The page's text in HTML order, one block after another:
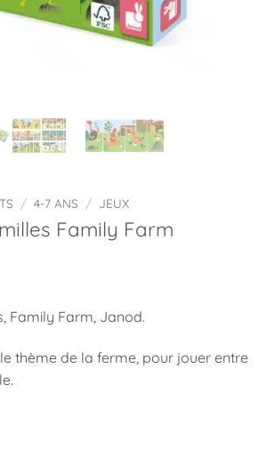
/ 4-7 ANS / JEUX
Family Farm
Family Farm, Janod.
thème de la ferme, pour jouer entre